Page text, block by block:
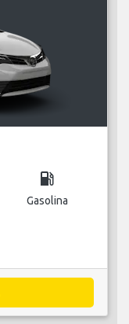
local_gas_station
Gasolina